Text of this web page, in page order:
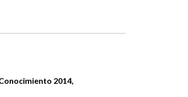
2014,